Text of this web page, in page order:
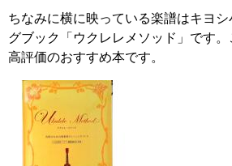
ちなみに横に映っている楽譜はキヨ
グブック「ウクレレメソッド」です
高評価のおすすめ本です。